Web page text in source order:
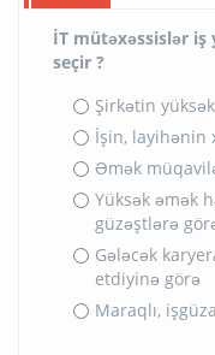
İT mütəxəssislər iş
seçir ?
Şirkətin
İşin, layihənin
Əmək
Yüksək əmək
güzəştlərə
Gələcək
etdiyinə görə
Maraqlı,